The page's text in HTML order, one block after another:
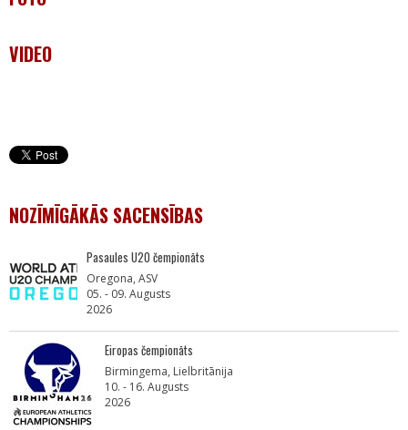
VIDEO
NOZĪMĪGĀKĀS SACENSĪBAS
Pasaules U20 čempionāts
Oregona, ASV
05. - 09. Augusts
2026
Eiropas čempionāts
Birmingema, Lielbritānija
10. - 16. Augusts
2026